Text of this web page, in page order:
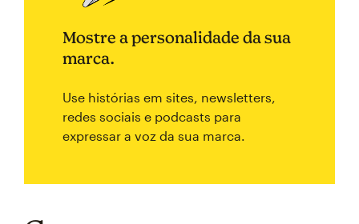
Mostre a personalidade da sua
marca.
Use histórias em sites, newsletters,
redes sociais e podcasts para
expressar a voz da sua marca.